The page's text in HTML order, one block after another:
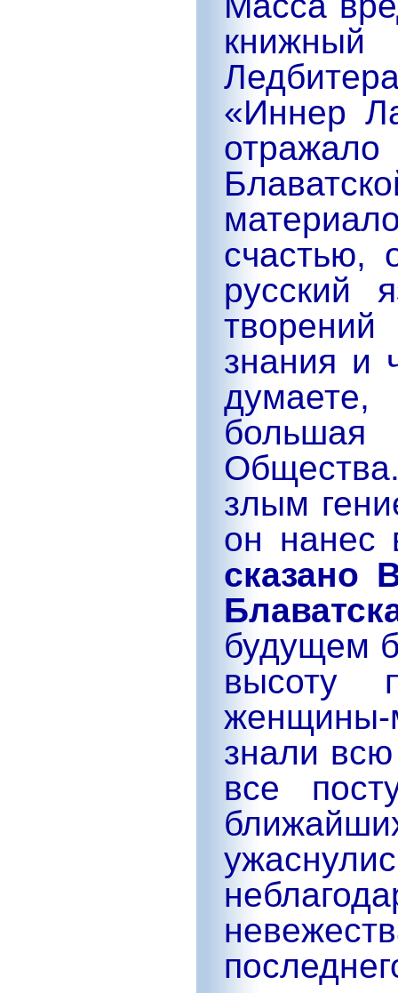
книжный
«Иннер
счастью,
русский
знания и
большая
злым
он нанес
сказано
будущем
высоту
знали
все